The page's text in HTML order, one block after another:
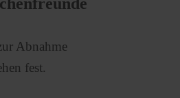
Abnahme
fest.